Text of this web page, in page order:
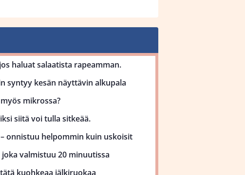
haluat salaatista rapeamman.
syntyy kesän näyttävin alkupala
mikrossa?
siitä voi tulla sitkeää.
onnistuu helpommin kuin uskoisit
valmistuu 20 minuutissa
kuohkeaa jälkiruokaa